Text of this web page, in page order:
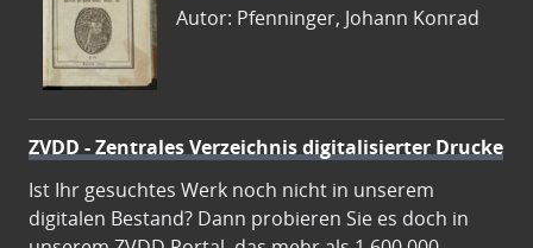
Autor: Pfenninger, Johann Konrad
ZVDD - Zentrales Verzeichnis digitalisierter Drucke
Ist Ihr gesuchtes Werk noch nicht in unserem
digitalen Bestand? Dann probieren Sie es doch in